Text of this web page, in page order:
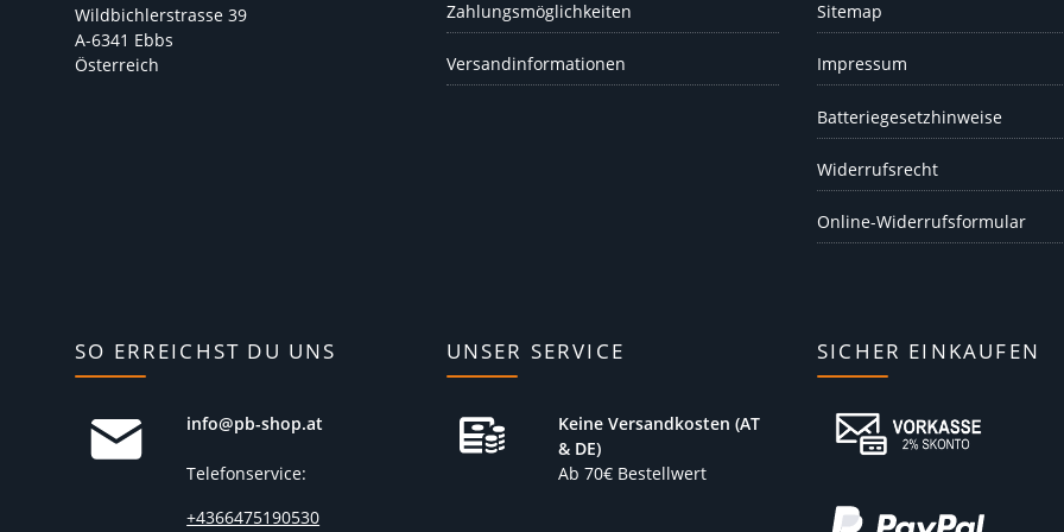
Wildbichlerstrasse 39
A-6341 Ebbs
Österreich
Zahlungsmöglichkeiten
Versandinformationen
Sitemap
Impressum
Batteriegesetzhinweise
Widerrufsrecht
Online-Widerrufsformular
SO ERREICHST DU UNS
info@pb-shop.at
Telefonservice:
+4366475190530
UNSER SERVICE
Keine Versandkosten (AT
& DE)
Ab 70€ Bestellwert
SICHER EINKAUFEN